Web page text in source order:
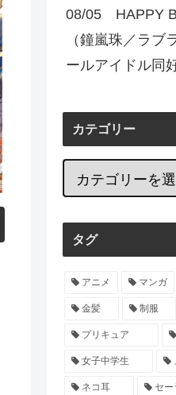
08/05 HAPPY
（鐘嵐珠／ラブ
ールアイドル同
カテゴリー
タグ
アニメ マンガ
金髪 制服
プリキュア
女子中学生
ネコ耳 セー